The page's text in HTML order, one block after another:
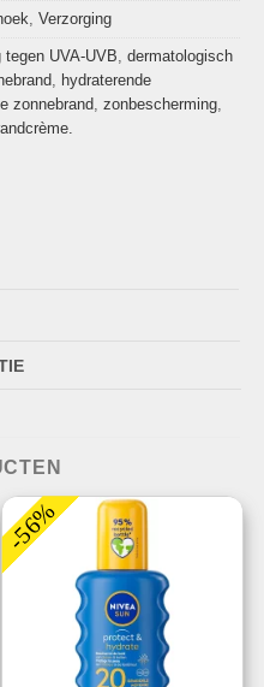
Verzorging
tegen UVA-UVB dermatologisch
hydraterende
zonnebrand zonbescherming
-56%